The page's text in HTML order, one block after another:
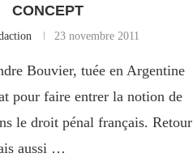
CONCEPT
23 novembre 2011
Bouvier, tuée en Argentine
pour faire entrer la notion de
le droit pénal français. Retour
aussi …